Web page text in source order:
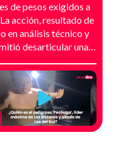
de pesos exigidos a
acción, resultado de
en análisis técnico y
desarticular una
armados y presión
comerciales. La
la captura, sino con el
empezó a recibir
le exigían dinero a